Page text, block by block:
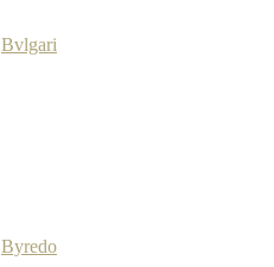
Bvlgari
Byredo